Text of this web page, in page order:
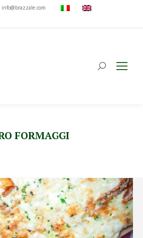
info@brazzale.com
FORMAGGI